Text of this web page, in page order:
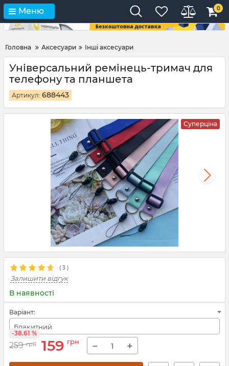
Меню 0
Головна Аксесуари Інші аксесуари
Універсальний ремінець-тримач для
телефону та планшета
Артикул: 688443
Суперціна
( 3 )
Залишити відгук
В наявності
Варіант:
Блакитний
259 грн 159 грн
-38.61 %
− +